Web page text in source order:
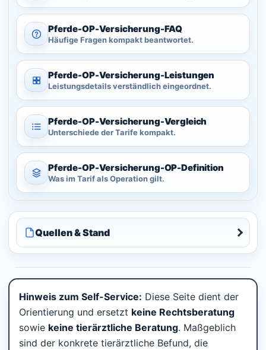
Pferde-OP-Versicherung-FAQ
Häufige Fragen kompakt beantwortet.
Pferde-OP-Versicherung-Leistungen
Leistungsdetails verständlich eingeordnet.
Pferde-OP-Versicherung-Vergleich
Unterschiede der Tarife kompakt.
Pferde-OP-Versicherung-OP-Definition
Was im Tarif als Operation gilt.
Quellen & Stand
Hinweis zum Self-Service: Diese Seite dient der
Orientierung und ersetzt keine Rechtsberatung
sowie keine tierärztliche Beratung. Maßgeblich
sind der konkrete tierärztliche Befund, die